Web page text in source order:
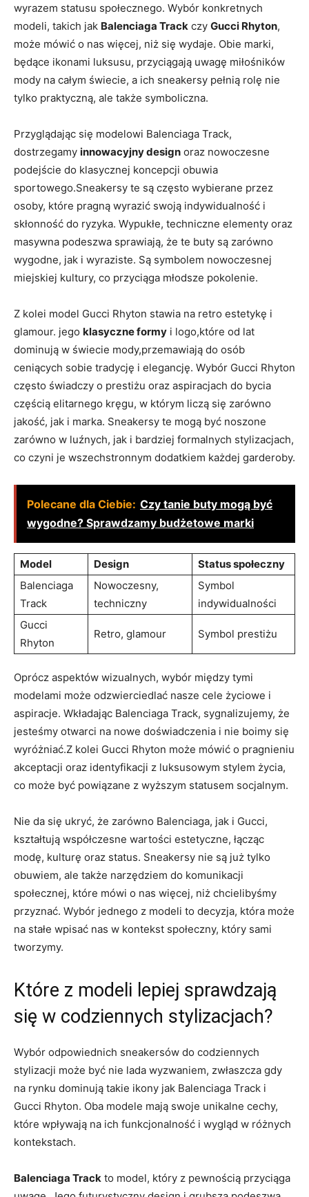
wyrazem statusu społecznego. Wybór konkretnych
modeli, takich jak Balenciaga Track czy Gucci Rhyton,
może mówić o nas więcej, niż się wydaje. Obie marki,
będące ikonami luksusu, przyciągają uwagę miłośników
mody na całym świecie, a ich sneakersy pełnią rolę nie
tylko praktyczną, ale także symboliczna.
Przyglądając się modelowi Balenciaga Track,
dostrzegamy innowacyjny design oraz nowoczesne
podejście do klasycznej koncepcji obuwia
sportowego.Sneakersy te są często wybierane przez
osoby, które pragną wyrazić swoją indywidualność i
skłonność do ryzyka. Wypukłe, techniczne elementy oraz
masywna podeszwa sprawiają, że te buty są zarówno
wygodne, jak i wyraziste. Są symbolem nowoczesnej
miejskiej kultury, co przyciąga młodsze pokolenie.
Z kolei model Gucci Rhyton stawia na retro estetykę i
glamour. jego klasyczne formy i logo,które od lat
dominują w świecie mody,przemawiają do osób
ceniących sobie tradycję i elegancję. Wybór Gucci Rhyton
często świadczy o prestiżu oraz aspiracjach do bycia
częścią elitarnego kręgu, w którym liczą się zarówno
jakość, jak i marka. Sneakersy te mogą być noszone
zarówno w luźnych, jak i bardziej formalnych stylizacjach,
co czyni je wszechstronnym dodatkiem każdej garderoby.
Polecane dla Ciebie: Czy tanie buty mogą być
wygodne? Sprawdzamy budżetowe marki
Model Design
Status społeczny
Balenciaga
Track
Nowoczesny,
techniczny
Symbol
indywidualności
Gucci
Rhyton
Retro, glamour Symbol prestiżu
Oprócz aspektów wizualnych, wybór między tymi
modelami może odzwierciedlać nasze cele życiowe i
aspiracje. Wkładając Balenciaga Track, sygnalizujemy, że
jesteśmy otwarci na nowe doświadczenia i nie boimy się
wyróżniać.Z kolei Gucci Rhyton może mówić o pragnieniu
akceptacji oraz identyfikacji z luksusowym stylem życia,
co może być powiązane z wyższym statusem socjalnym.
Nie da się ukryć, że zarówno Balenciaga, jak i Gucci,
kształtują współczesne wartości estetyczne, łącząc
modę, kulturę oraz status. Sneakersy nie są już tylko
obuwiem, ale także narzędziem do komunikacji
społecznej, które mówi o nas więcej, niż chcielibyśmy
przyznać. Wybór jednego z modeli to decyzja, która może
na stałe wpisać nas w kontekst społeczny, który sami
tworzymy.
Które z modeli lepiej sprawdzają
się w codziennych stylizacjach?
Wybór odpowiednich sneakersów do codziennych
stylizacji może być nie lada wyzwaniem, zwłaszcza gdy
na rynku dominują takie ikony jak Balenciaga Track i
Gucci Rhyton. Oba modele mają swoje unikalne cechy,
które wpływają na ich funkcjonalność i wygląd w różnych
kontekstach.
Balenciaga Track to model, który z pewnością przyciąga